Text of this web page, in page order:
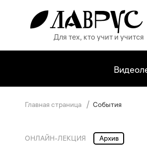
Для тех, кто учит и учится
Главная страница / События
ОНЛАЙН-ЛЕКЦИЯ Архив